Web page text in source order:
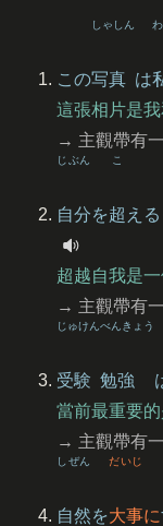
この写真
しゃしん
は
這張相片是我
→ 主觀帶有
自分
じぶん
を超
こ
え
超越自我是一
→ 主觀帶有
受験
じゅけん
勉強
べんきょう
當前最重要的
→ 主觀帶有
自然
しぜん
を大事
だいじ
に